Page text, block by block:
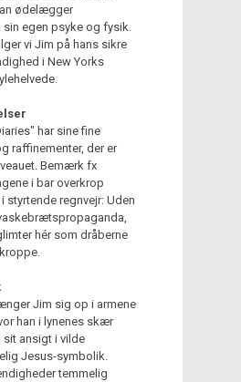
ødelægger
egen psyke og fysik.
vi Jim på hans sikre
i New Yorks
har sine fine
raffinementer, der er
Bemærk fx
i bar overkrop
styrtende regnvejr: Uden
hér som dråberne
Jim sig op i armene
han i lynenes skær
ansigt i vilde
Jesus-symbolik.
temmelig